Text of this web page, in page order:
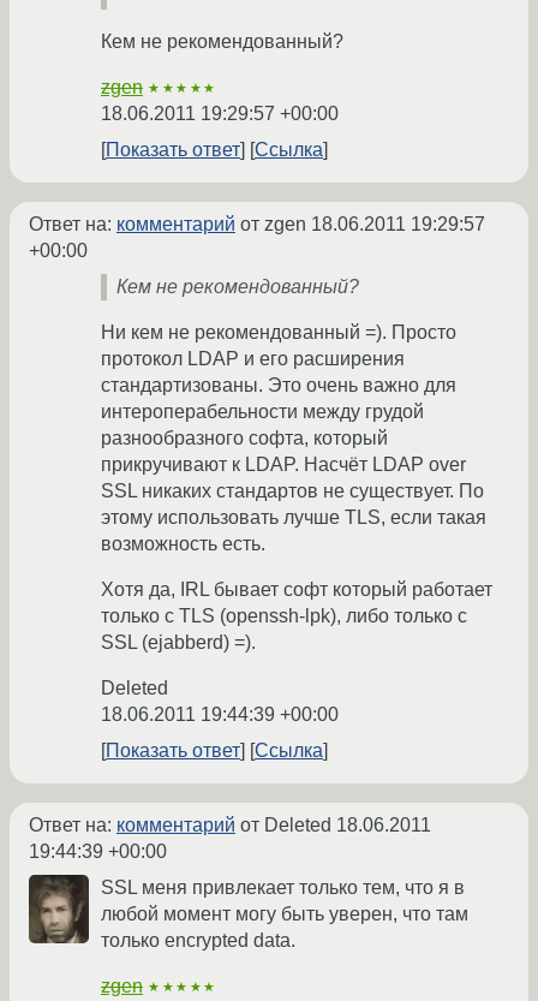
Кем не рекомендованный?
zgen ★★★★★
18.06.2011 19:29:57 +00:00
Показать ответ
Ссылка
Ответ на: комментарий от zgen 18.06.2011 19:29:57
+00:00
Кем не рекомендованный?
Ни кем не рекомендованный =). Просто
протокол LDAP и его расширения
стандартизованы. Это очень важно для
интероперабельности между грудой
разнообразного софта, который
прикручивают к LDAP. Насчёт LDAP over
SSL никаких стандартов не существует. По
этому использовать лучше TLS, если такая
возможность есть.
Хотя да, IRL бывает софт который работает
только с TLS (openssh-lpk), либо только с
SSL (ejabberd) =).
Deleted
18.06.2011 19:44:39 +00:00
Показать ответ
Ссылка
Ответ на: комментарий от Deleted 18.06.2011
19:44:39 +00:00
SSL меня привлекает только тем, что я в
любой момент могу быть уверен, что там
только encrypted data.
zgen ★★★★★